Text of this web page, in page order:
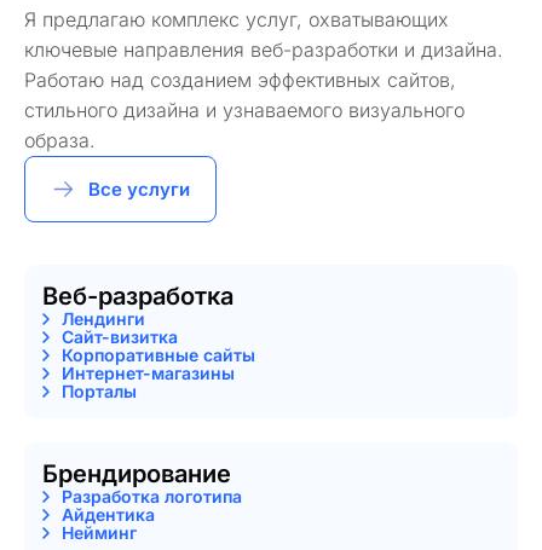
Я предлагаю комплекс услуг, охватывающих
ключевые направления веб-разработки и дизайна.
Работаю над созданием эффективных сайтов,
стильного дизайна и узнаваемого визуального
образа.
Все услуги
Веб-разработка
Лендинги
Сайт-визитка
Корпоративные сайты
Интернет-магазины
Порталы
Брендирование
Разработка логотипа
Айдентика
Нейминг